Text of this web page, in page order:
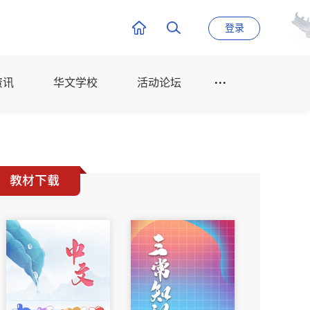
登录
讯 华文学校 活动论坛